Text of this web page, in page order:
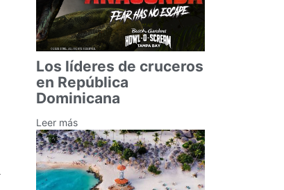
Los líderes de cruceros
en República
Dominicana
Leer más